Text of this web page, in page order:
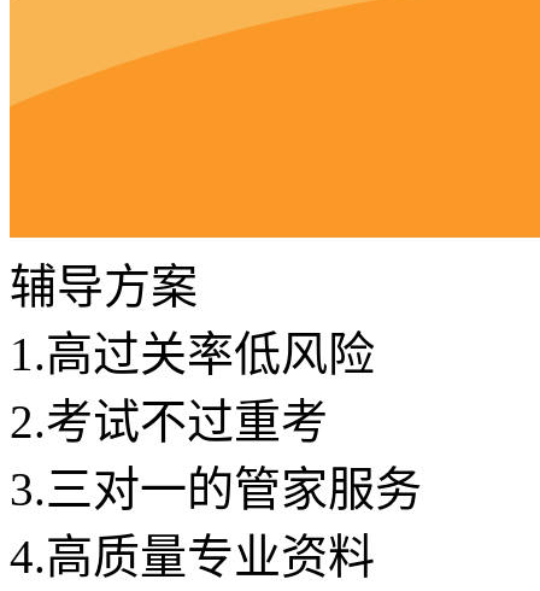
辅导方案
1.高过关率低风险
2.考试不过重考
3.三对一的管家服务
4.高质量专业资料